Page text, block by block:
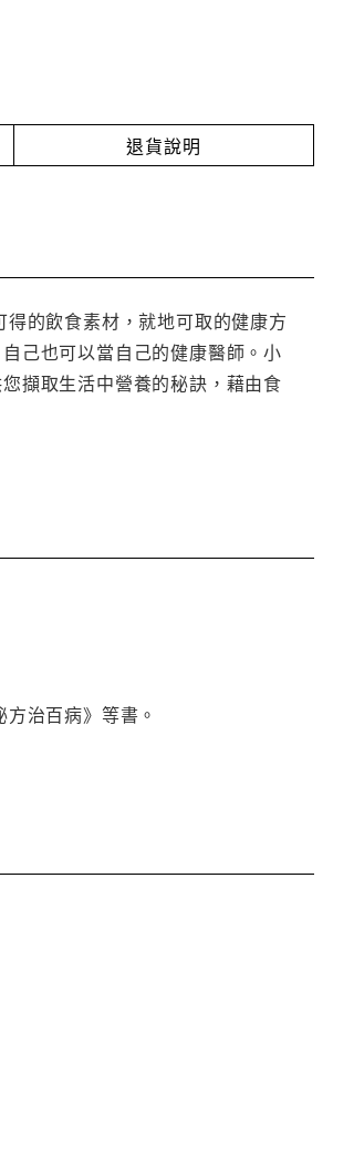
退貨說明
的飲食素材，就地可取的健康方
己也可以當自己的健康醫師。小
擷取生活中營養的秘訣，藉由食
治百病》等書。